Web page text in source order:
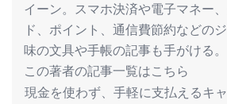
イーン。スマホ決済や電子マネー
ド、ポイント、通信費節約などの
味の文具や手帳の記事も手がける。
この著者の記事一覧はこちら
現金を使わず、手軽に支払えるキ